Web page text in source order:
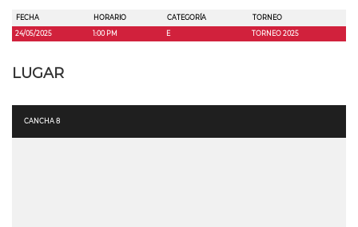
FECHA HORARIO CATEGORÍA
TORNEO
24/05/2025
1:00 PM E TORNEO 2025
LUGAR
CANCHA 8